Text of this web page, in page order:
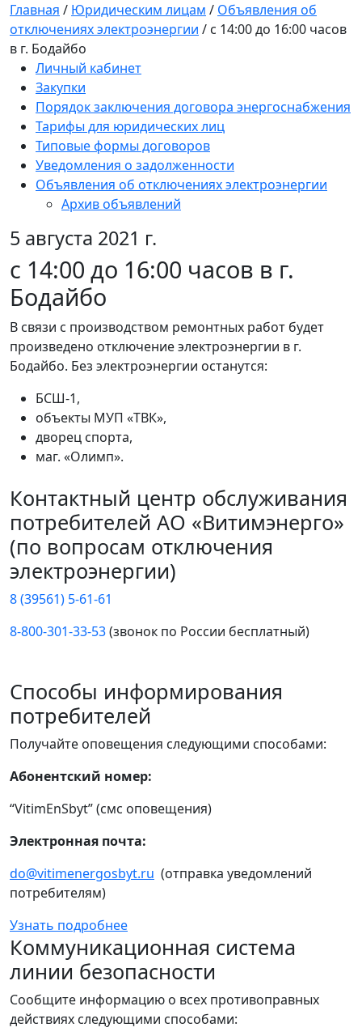
Главная / Юридическим лицам / Объявления об
отключениях электроэнергии / с 14:00 до 16:00 часов
в г. Бодайбо
Личный кабинет
Закупки
Порядок заключения договора энергоснабжения
Тарифы для юридических лиц
Типовые формы договоров
Уведомления о задолженности
Объявления об отключениях электроэнергии
Архив объявлений
5 августа 2021 г.
с 14:00 до 16:00 часов в г.
Бодайбо
В связи с производством ремонтных работ будет
произведено отключение электроэнергии в г.
Бодайбо. Без электроэнергии останутся:
БСШ-1,
объекты МУП «ТВК»,
дворец спорта,
маг. «Олимп».
Контактный центр обслуживания
потребителей АО «Витимэнерго»
(по вопросам отключения
электроэнергии)
8 (39561) 5-61-61
8-800-301-33-53(звонок по России бесплатный)
Способы информирования
потребителей
Получайте оповещения следующими способами:
Абонентский номер:
“VitimEnSbyt” (смс оповещения)
Электронная почта:
do@vitimenergosbyt.ru (отправка уведомлений
потребителям)
Узнать подробнее
Коммуникационная система
линии безопасности
Сообщите информацию о всех противоправных
действиях следующими способами: